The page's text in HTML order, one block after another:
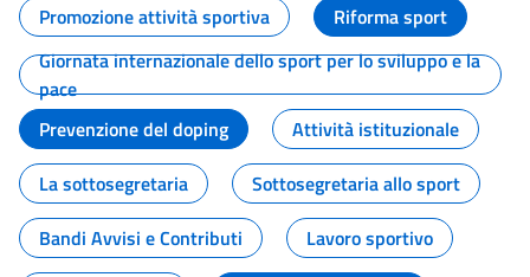
Promozione attività sportiva
Riforma sport
Giornata internazionale dello sport per lo sviluppo e la
pace
Prevenzione del doping
Attività istituzionale
La sottosegretaria
Sottosegretaria allo sport
Bandi Avvisi e Contributi
Lavoro sportivo